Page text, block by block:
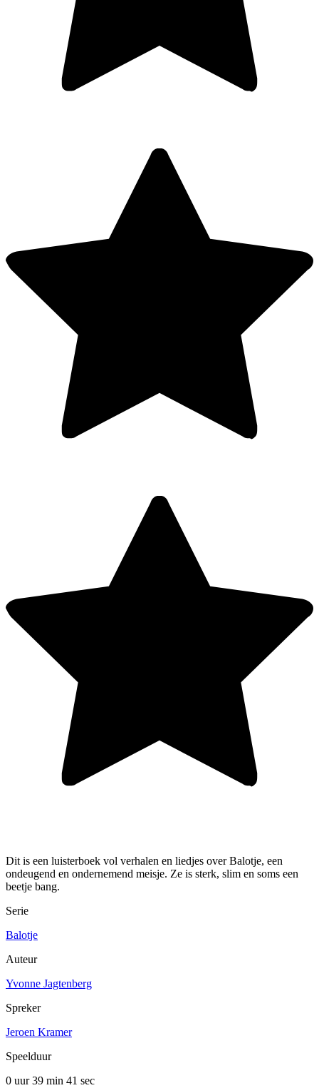
Dit is een luisterboek vol verhalen en liedjes over Balotje, een
ondeugend en ondernemend meisje. Ze is sterk, slim en soms een
beetje bang.
Serie
Balotje
Auteur
Yvonne Jagtenberg
Spreker
Jeroen Kramer
Speelduur
0 uur 39 min 41 sec